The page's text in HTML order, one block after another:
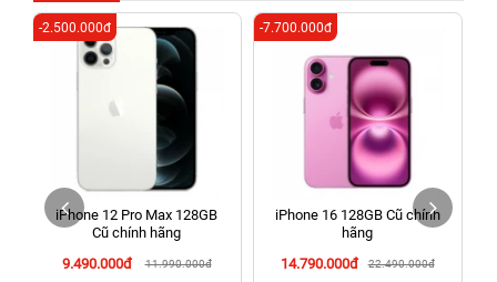
326 Lê Văn Việt, Tăng Nhơn Phú, Hồ Chí Minh (Q.9 TP. Thủ
Đức cũ)
256 Võ Văn Ngân, Thủ Đức, Hồ Chí Minh (Bình Thọ, TP. Thủ
Đức Cũ)
70 Nguyễn An Ninh, Dĩ An, Hồ Chí Minh (Bình Dương Cũ)
24h Vũng Tàu: 162A Ba Cu, Vũng Tàu, Hồ Chí Minh (TP. Vũng
Tàu cũ)
198 Hoàng Văn Thụ, Tân Sơn Nhất, Hồ Chí Minh (Tân Bình
iPhone 12 Pro Max 128GB
Cũ chính hãng
9.490.000đ
11.990.000đ
-2.500.000đ
iPhone 16 128GB Cũ chính
hãng
14.790.000đ
22.490.000đ
-7.700.000đ